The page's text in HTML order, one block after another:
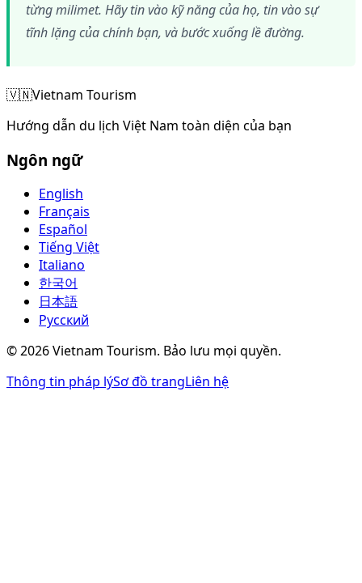
từng milimet. Hãy tin vào kỹ năng của họ, tin vào sự
tĩnh lặng của chính bạn, và bước xuống lề đường.
🇻🇳Vietnam Tourism
Hướng dẫn du lịch Việt Nam toàn diện của bạn
Ngôn ngữ
English
Français
Español
Tiếng Việt
Italiano
한국어
日本語
Русский
©2026Vietnam Tourism. Bảo lưu mọi quyền.
Thông tin pháp lýSơ đồ trangLiên hệ